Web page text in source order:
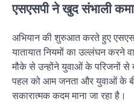
एसएसपी ने खुद संभाली
अभियान की शुरुआत करते हुए
यातायात नियमों का उल्लंघन करने
मौके से उन्होंने युवाओं के परिजनों
पहल को आम जनता और युवाओं के
सकारात्मक कदम माना जा रहा है।